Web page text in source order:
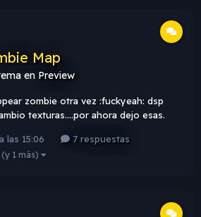
Map
en Preview
zombie otra vez :fuckyeah: dsp
texturas....por ahora dejo esas.
las 15:06 7 respuestas
(y 1 más)